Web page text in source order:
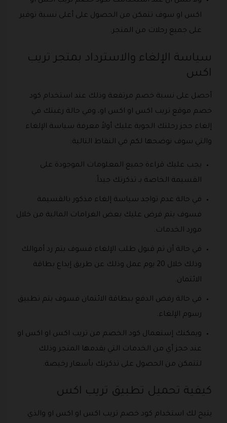
اكس او سوف تتمكن من الحصول على أعلى نسبة توفير
على جميع رحلات من المتجر.
سياسة الإلغاء والاسترداد بمتجر تريب
اكس
أحصل على نسبة خصم مرتفعة وذلك عند استخدام كود
خصم موقع تريب اكس او اكس او، وفي حالة رغبتك في
إلغاء حجز رحلتك الجوية عليك أولاً معرفة سياسة الإلغاء
والتي سوف نوضحها لكم في النقاط التالية:
يجب عليك قراءة جميع المعلومات الموجودة على
القسيمة الخاصة بـ تذكرتك جيداً.
في حالة عدم تواجد سياسة إلغاء مذكور بالقسيمة
فسوف يتم فرض عليك بعض الغرامات المالية من خلال
مورد الخدمات.
في حالة أن تم قبول طلب الإلغاء فسوف يتم رد أموالك
وذلك خلال 20 يوم عمل وذلك عن طريق إيداع بطاقة
الائتمان.
في حالة رفض الدفع ببطاقة الائتمان فسوف يتم تطبيق
رسوم الإلغاء.
ويمكنك إستعمال كود الخصم من تريب اكس او اكس او
عند حجز أي من الخدمات التي يقدمها المتجر وذلك
لتتمكن من الحصول على تذكرتك بأسعار رخيصة.
كيفية تحميل تطبيق تريب اكس
يتيح لك استخدام كود خصم تريب اكس او اكس او والذي